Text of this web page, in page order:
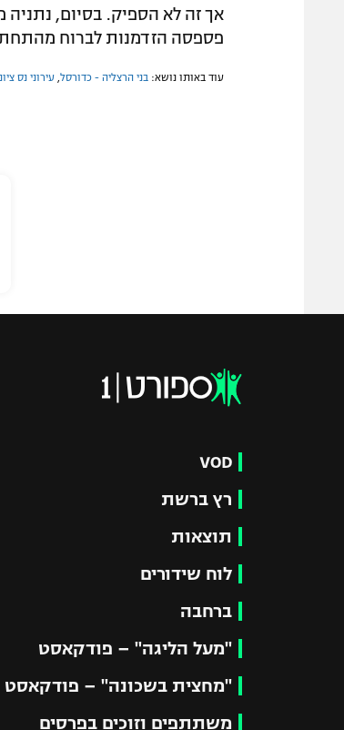
אך זה לא הספיק. בסיום,
פספסה הזדמנות לברוח
עוד באותו נושא: בני הרצליה - כדורסל עירוני נס
VOD
רץ ברשת
תוצאות
לוח שידורים
ברחבה
"מעל הליגה" – פודקאסט
"מחצית בשכונה" – פודקאסט
משתתפים וזוכים בפרסים